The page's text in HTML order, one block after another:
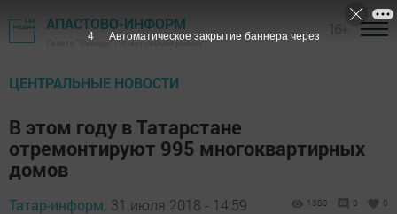
АПАСТОВО-ИНФОРМ
Газета "Звезда" - Апастовский район
ЦЕНТРАЛЬНЫЕ НОВОСТИ
В этом году в Татарстане
отремонтируют 995 многоквартирных
домов
Татар-информ, 31 июля 2018 - 14:59 1383 0 0
3 Автоматическое закрытие баннера через